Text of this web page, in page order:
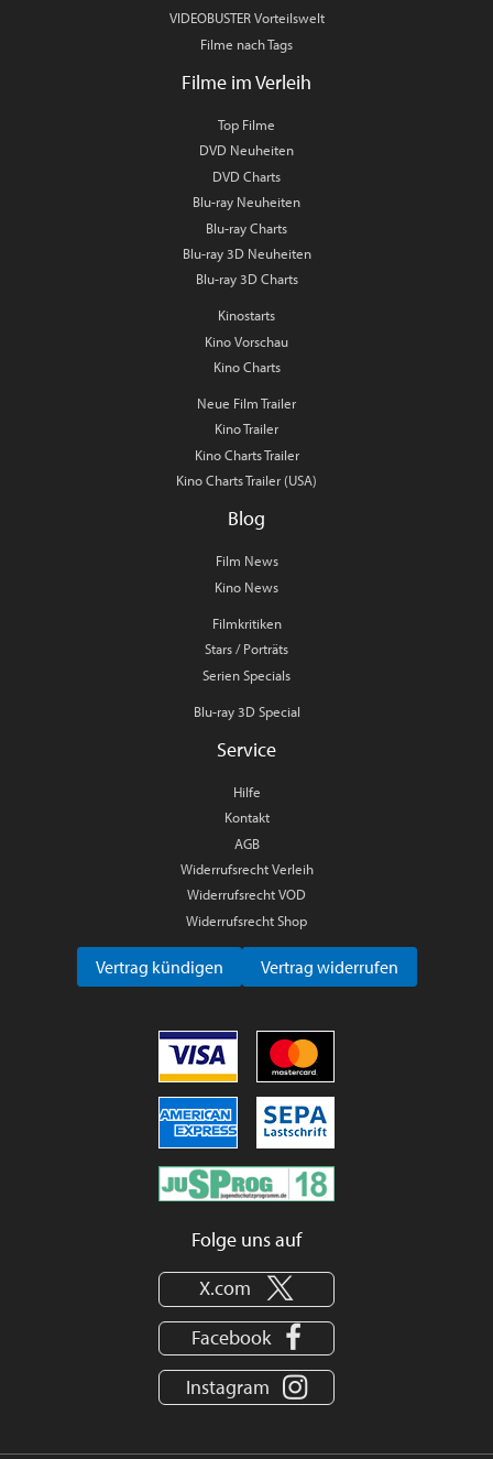
VIDEOBUSTER Vorteilswelt
Filme nach Tags
Filme im Verleih
Top Filme
DVD Neuheiten
DVD Charts
Blu-ray Neuheiten
Blu-ray Charts
Blu-ray 3D Neuheiten
Blu-ray 3D Charts
Kinostarts
Kino Vorschau
Kino Charts
Neue Film Trailer
Kino Trailer
Kino Charts Trailer
Kino Charts Trailer (USA)
Blog
Film News
Kino News
Filmkritiken
Stars / Porträts
Serien Specials
Blu-ray 3D Special
Service
Hilfe
Kontakt
AGB
Widerrufsrecht Verleih
Widerrufsrecht VOD
Widerrufsrecht Shop
Vertrag kündigen Vertrag widerrufen
Folge uns auf
X.com
Facebook
Instagram